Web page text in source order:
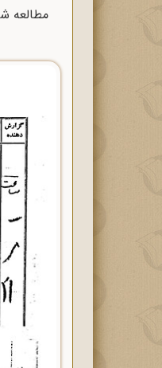
مطالعه شد 21